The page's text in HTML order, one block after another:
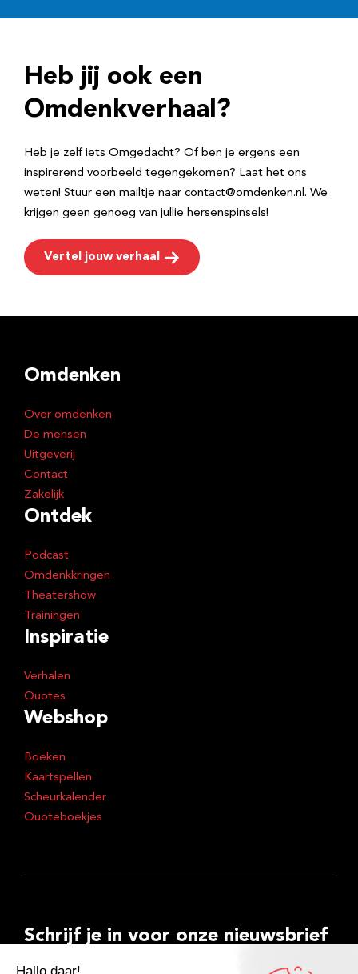
r
e
Heb jij ook een
Omdenkverhaal?
Heb je zelf iets Omgedacht? Of ben je ergens een
inspirerend voorbeeld tegengekomen? Laat het ons
weten! Stuur een mailtje naar contact@omdenken.nl. We
krijgen geen genoeg van jullie hersenspinsels!
Vertel jouw verhaal
Omdenken
Over omdenken
De mensen
Uitgeverij
Contact
Zakelijk
Ontdek
Podcast
Omdenkkringen
Theatershow
Trainingen
Inspiratie
Verhalen
Quotes
Webshop
Boeken
Kaartspellen
Scheurkalender
Quoteboekjes
Schrijf je in voor onze nieuwsbrief